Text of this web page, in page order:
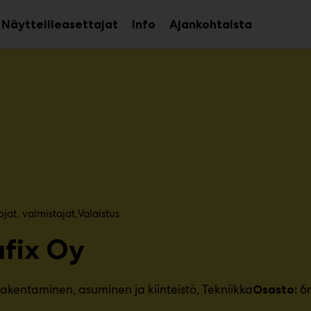
Näytteilleasettajat InfoAvaa
alavalikko
Ajankohtaista
valmistajat​ Valaistus
Oy
asuminen ja kiinteistö TekniikkaOsasto: